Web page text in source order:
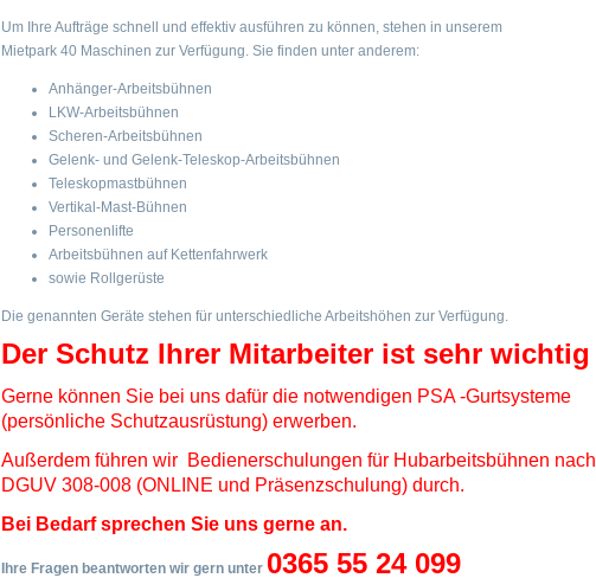
Um Ihre Aufträge schnell und effektiv ausführen zu können, stehen in unserem
Mietpark 40 Maschinen zur Verfügung. Sie finden unter anderem:
Anhänger-Arbeitsbühnen
LKW-Arbeitsbühnen
Scheren-Arbeitsbühnen
Gelenk- und Gelenk-Teleskop-Arbeitsbühnen
Teleskopmastbühnen
Vertikal-Mast-Bühnen
Personenlifte
Arbeitsbühnen auf Kettenfahrwerk
sowie Rollgerüste
Die genannten Geräte stehen für unterschiedliche Arbeitshöhen zur Verfügung.
Der Schutz Ihrer Mitarbeiter ist sehr wichtig
Gerne können Sie bei uns dafür die notwendigen PSA -Gurtsysteme
(persönliche Schutzausrüstung) erwerben.
Außerdem führen wir Bedienerschulungen für Hubarbeitsbühnen nach
DGUV 308-008 (ONLINE und Präsenzschulung) durch.
Bei Bedarf sprechen Sie uns gerne an.
Ihre Fragen beantworten wir gern unter 0365 55 24 099